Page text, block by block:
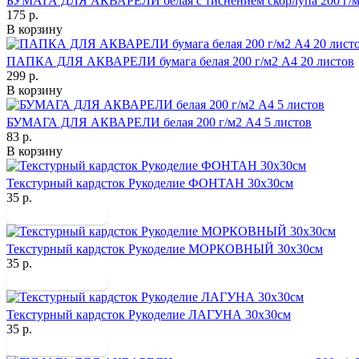
175 р.
В корзину
ПАПКА ДЛЯ АКВАРЕЛИ бумага белая 200 г/м2 А4 20 листов
299 р.
В корзину
БУМАГА ДЛЯ АКВАРЕЛИ белая 200 г/м2 А4 5 листов
83 р.
В корзину
Текстурный кардсток Рукоделие ФОНТАН 30х30см
35 р.
Текстурный кардсток Рукоделие МОРКОВНЫЙ 30х30см
35 р.
Текстурный кардсток Рукоделие ЛАГУНА 30х30см
35 р.